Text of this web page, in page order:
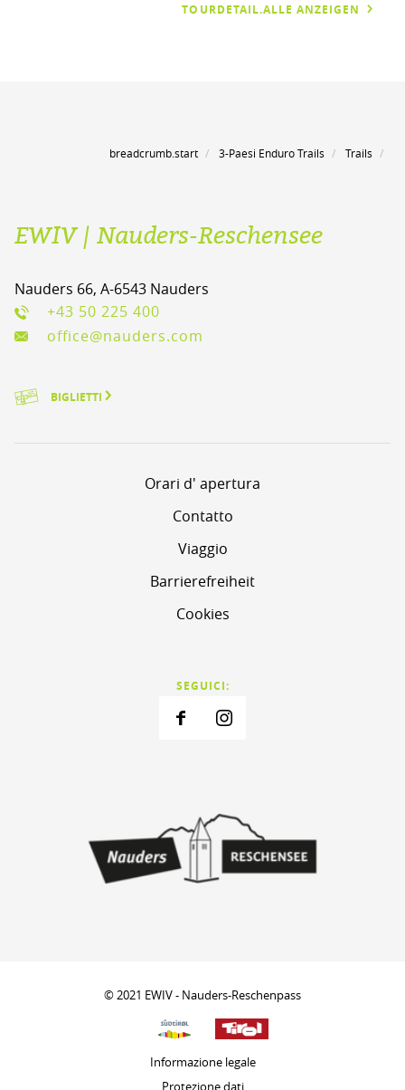
TOURDETAIL.ALLE ANZEIGEN
breadcrumb.start 3-Paesi Enduro Trails Trails
EWIV | Nauders-Reschensee
Nauders 66, A-6543 Nauders
+43 50 225 400
office@nauders.com
BIGLIETTI
Orari d' apertura
Contatto
Viaggio
Barrierefreiheit
Cookies
SEGUICI:
© 2021 EWIV - Nauders-Reschenpass
Informazione legale